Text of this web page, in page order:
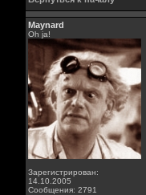
Maynard
Oh ja!
Зарегистрирован:
14.10.2005
Сообщения: 2791